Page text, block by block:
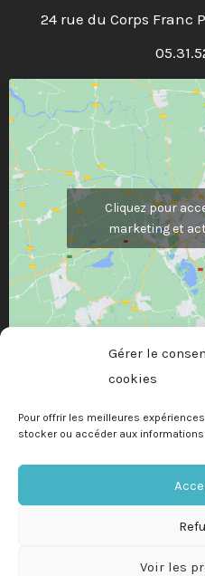
Gérer le
cookies
Pour offrir les meilleures
stocker ou accéder aux
Voir les
24 rue du Corps Franc
Cliquez pour
marketing et
Politique